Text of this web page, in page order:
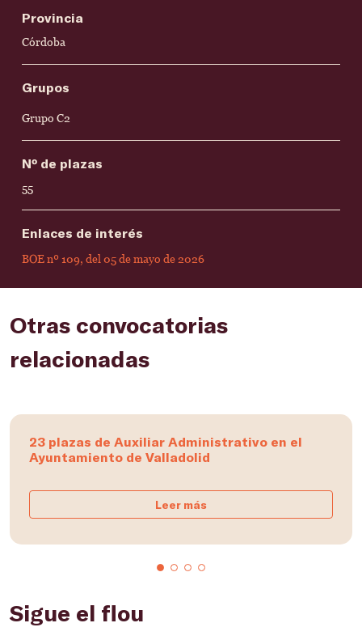
Provincia
Córdoba
Grupos
Grupo C2
Nº de plazas
55
Enlaces de interés
BOE nº 109, del 05 de mayo de 2026
Otras convocatorias
relacionadas
23 plazas de Auxiliar Administrativo en el
Ayuntamiento de Valladolid
Leer más
Sigue el flou